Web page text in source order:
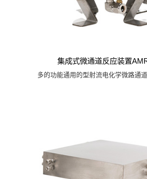
集成式微通道反应装置
多的功能通用的型射流电化学微路通道